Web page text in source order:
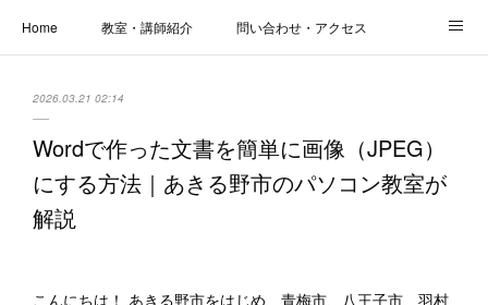
Home 教室・講師紹介 問い合わせ・アクセス
2026.03.21 02:14
Wordで作った文書を簡単に画像（JPEG）
にする方法｜あきる野市のパソコン教室が
解説
こんにちは！ あきる野市をはじめ、青梅市、八王子市、羽村